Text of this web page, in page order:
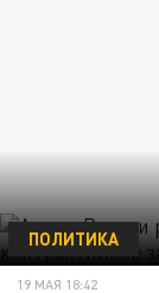
ПОЛИТИКА
19 МАЯ 18:42